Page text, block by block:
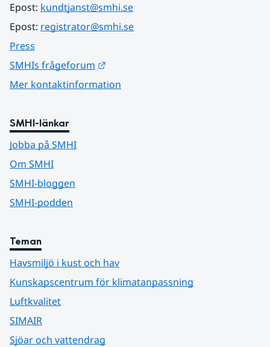
Epost: kundtjanst@smhi.se
Epost: registrator@smhi.se
Press
SMHIs frågeforum
Mer kontaktinformation
SMHI-länkar
Jobba på SMHI
Om SMHI
SMHI-bloggen
SMHI-podden
Teman
Havsmiljö i kust och hav
Kunskapscentrum för klimatanpassning
Luftkvalitet
SIMAIR
Sjöar och vattendrag